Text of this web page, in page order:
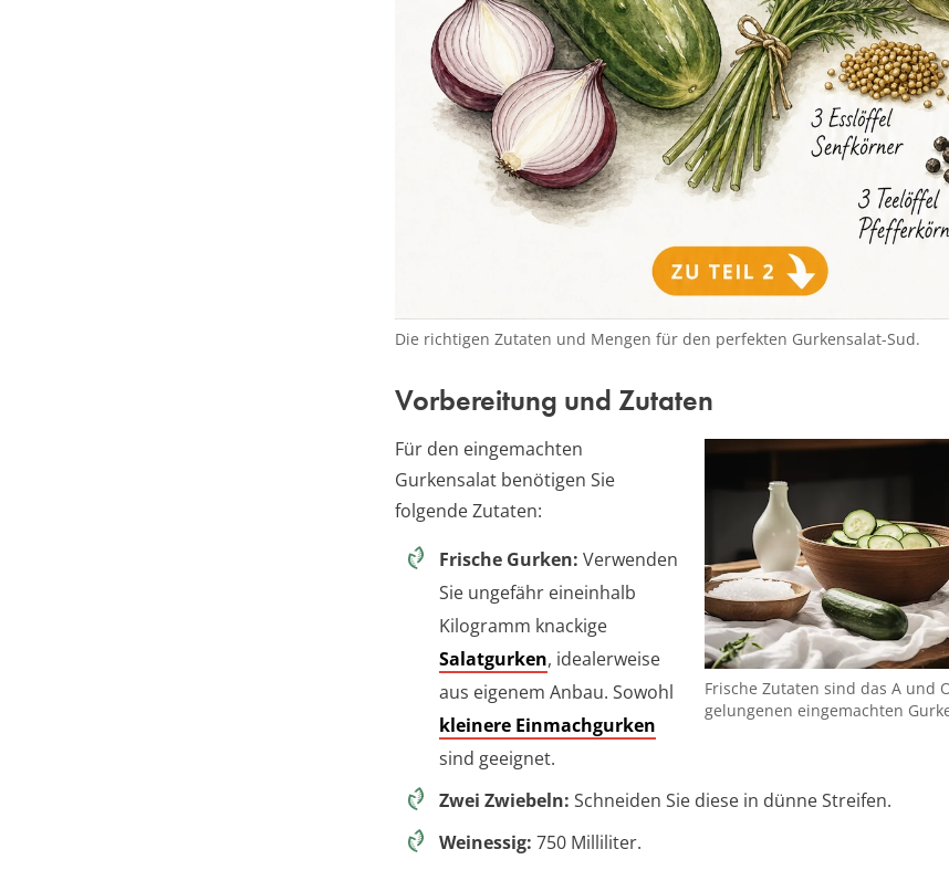
Die richtigen Zutaten und Mengen für den perfekten Gurkensalat-Sud.
Vorbereitung und Zutaten
Frische Zutaten sind das A und
gelungenen eingemachten
Für den eingemachten
Gurkensalat benötigen Sie
folgende Zutaten:
Frische Gurken: Verwenden
Sie ungefähr eineinhalb
Kilogramm knackige
Salatgurken, idealerweise
aus eigenem Anbau. Sowohl
kleinere Einmachgurken
sind geeignet.
Zwei Zwiebeln: Schneiden Sie diese in dünne Streifen.
Weinessig: 750 Milliliter.